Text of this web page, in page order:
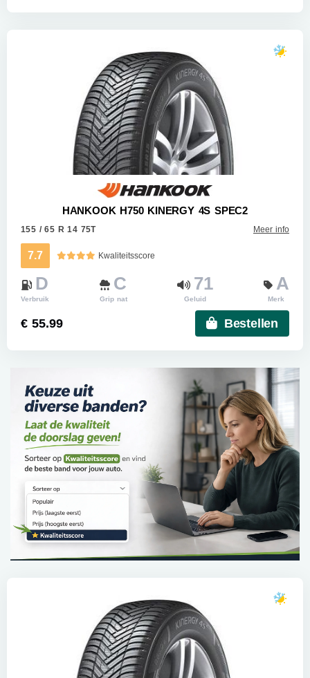
HANKOOK H750 KINERGY 4S SPEC2
155 / 65 R 14 75T Meer info
7.7 Kwaliteitsscore
D
Verbruik
C
Grip nat
71
Geluid
A
Merk
€ 55.99 Bestellen